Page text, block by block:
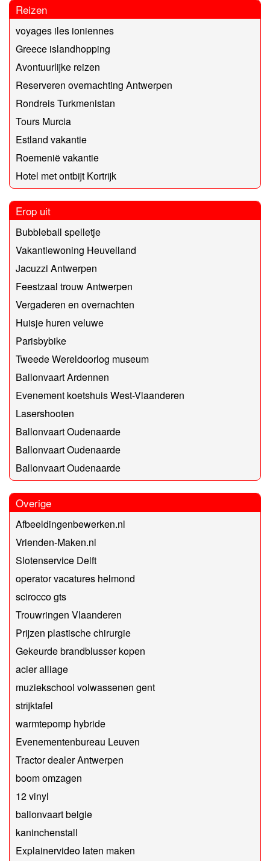
Reizen
voyages iles ioniennes
Greece islandhopping
Avontuurlijke reizen
Reserveren overnachting Antwerpen
Rondreis Turkmenistan
Tours Murcia
Estland vakantie
Roemenië vakantie
Hotel met ontbijt Kortrijk
Erop uit
Bubbleball spelletje
Vakantiewoning Heuvelland
Jacuzzi Antwerpen
Feestzaal trouw Antwerpen
Vergaderen en overnachten
Huisje huren veluwe
Parisbybike
Tweede Wereldoorlog museum
Ballonvaart Ardennen
Evenement koetshuis West-Vlaanderen
Lasershooten
Ballonvaart Oudenaarde
Ballonvaart Oudenaarde
Ballonvaart Oudenaarde
Overige
Afbeeldingenbewerken.nl
Vrienden-Maken.nl
Slotenservice Delft
operator vacatures helmond
scirocco gts
Trouwringen Vlaanderen
Prijzen plastische chirurgie
Gekeurde brandblusser kopen
acier alliage
muziekschool volwassenen gent
strijktafel
warmtepomp hybride
Evenementenbureau Leuven
Tractor dealer Antwerpen
boom omzagen
12 vinyl
ballonvaart belgie
kaninchenstall
Explainervideo laten maken